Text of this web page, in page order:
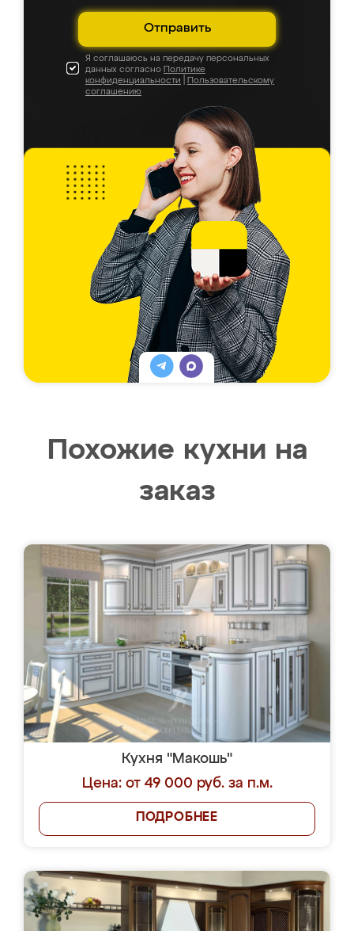
Отправить
Я соглашаюсь на передачу персональных
данных согласно Политике
конфиденциальности
Пользовательскому
соглашению
Похожие кухни на
заказ
Кухня "Макошь"
Цена: от 49 000 руб. за п.м.
ПОДРОБНЕЕ